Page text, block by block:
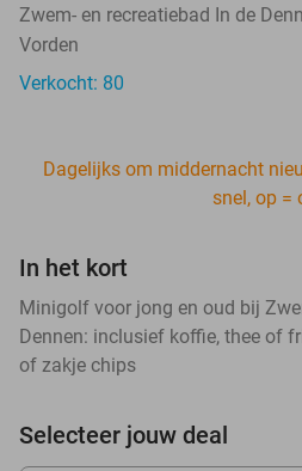
Zwem- en recreatiebad In de
Vorden
Verkocht: 80
Dagelijks om middernacht
snel, op =
In het kort
Minigolf voor jong en oud bij
Dennen: inclusief koffie, thee of
of zakje chips
Selecteer jouw deal